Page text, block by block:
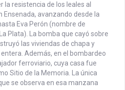
la resistencia de los leales al
Ensenada, avanzando desde la
Eva Perón (nombre de
Plata). La bomba que cayó sobre
las viviendas de chapa y
Además, en el bombardeo
ferroviario, cuya casa fue
Sitio de la Memoria. La única
se observa en esa manzana